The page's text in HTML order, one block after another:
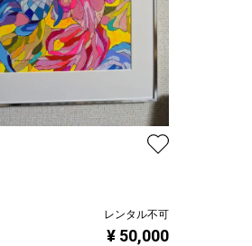
レンタル不可
¥ 50,000